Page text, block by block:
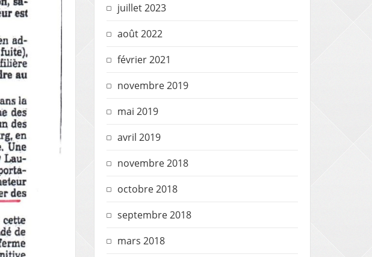
juillet 2023
août 2022
février 2021
novembre 2019
mai 2019
avril 2019
novembre 2018
octobre 2018
septembre 2018
mars 2018